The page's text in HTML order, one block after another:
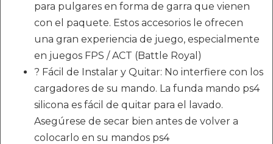
para pulgares en forma de garra que vienen
con el paquete. Estos accesorios le ofrecen
una gran experiencia de juego, especialmente
en juegos FPS / ACT (Battle Royal)
? Fácil de Instalar y Quitar: No interfiere con los
cargadores de su mando. La funda mando ps4
silicona es fácil de quitar para el lavado.
Asegúrese de secar bien antes de volver a
colocarlo en su mandos ps4